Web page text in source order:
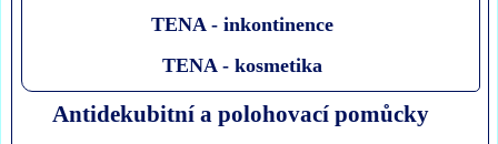
TENA - inkontinence
TENA - kosmetika
Antidekubitní a polohovací pomůcky